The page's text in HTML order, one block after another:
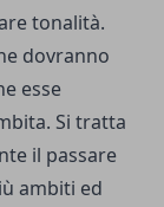
tonalità.
dovranno
esse
Si tratta
il passare
ambiti ed